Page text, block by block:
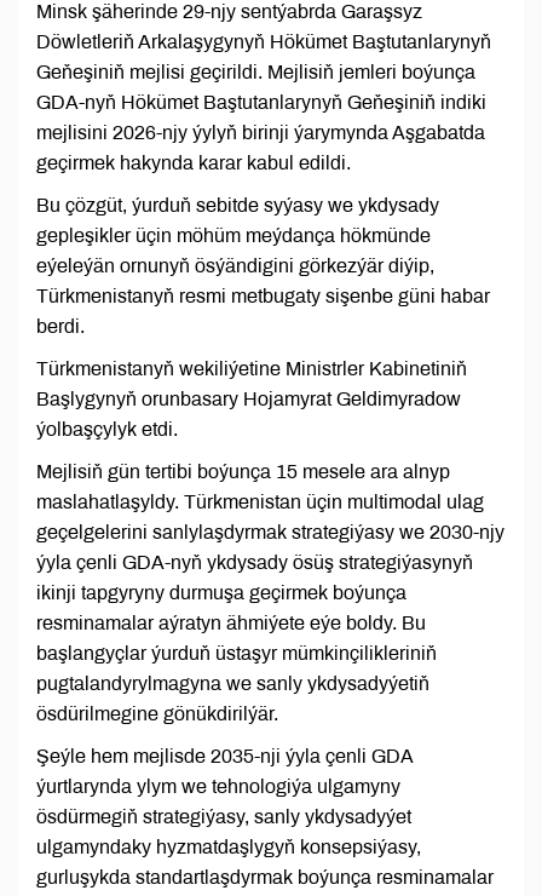
Minsk şäherinde 29-njy sentýabrda Garaşsyz
Döwletleriň Arkalaşygynyň Hökümet Baştutanlarynyň
Geňeşiniň mejlisi geçirildi. Mejlisiň jemleri boýunça
GDA-nyň Hökümet Baştutanlarynyň Geňeşiniň indiki
mejlisini 2026-njy ýylyň birinji ýarymynda Aşgabatda
geçirmek hakynda karar kabul edildi.
Bu çözgüt, ýurduň sebitde syýasy we ykdysady
gepleşikler üçin möhüm meýdança hökmünde
eýeleýän ornunyň ösýändigini görkezýär diýip,
Türkmenistanyň resmi metbugaty sişenbe güni habar
berdi.
Türkmenistanyň wekiliýetine Ministrler Kabinetiniň
Başlygynyň orunbasary Hojamyrat Geldimyradow
ýolbaşçylyk etdi.
Mejlisiň gün tertibi boýunça 15 mesele ara alnyp
maslahatlaşyldy. Türkmenistan üçin multimodal ulag
geçelgelerini sanlylaşdyrmak strategiýasy we 2030-njy
ýyla çenli GDA-nyň ykdysady ösüş strategiýasynyň
ikinji tapgyryny durmuşa geçirmek boýunça
resminamalar aýratyn ähmiýete eýe boldy. Bu
başlangyçlar ýurduň üstaşyr mümkinçilikleriniň
pugtalandyrylmagyna we sanly ykdysadyýetiň
ösdürilmegine gönükdirilýär.
Şeýle hem mejlisde 2035-nji ýyla çenli GDA
ýurtlarynda ylym we tehnologiýa ulgamyny
ösdürmegiň strategiýasy, sanly ykdysadyýet
ulgamyndaky hyzmatdaşlygyň konsepsiýasy,
gurluşykda standartlaşdyrmak boýunça resminamalar